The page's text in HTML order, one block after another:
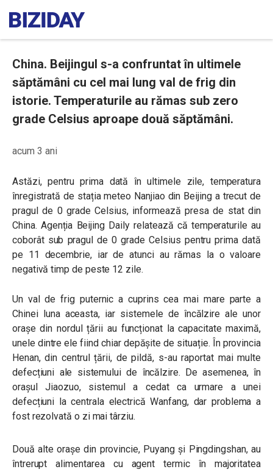
China. Beijingul s-a confruntat în ultimele
săptămâni cu cel mai lung val de frig din
istorie. Temperaturile au rămas sub zero
grade Celsius aproape două săptămâni.
acum 3 ani
Astăzi, pentru prima dată în ultimele zile, temperatura
înregistrată de stația meteo Nanjiao din Beijing a trecut de
pragul de 0 grade Celsius, informează presa de stat din
China. Agenția Beijing Daily relatează că temperaturile au
coborât sub pragul de 0 grade Celsius pentru prima dată
pe 11 decembrie, iar de atunci au rămas la o valoare
negativă timp de peste 12 zile.
Un val de frig puternic a cuprins cea mai mare parte a
Chinei luna aceasta, iar sistemele de încălzire ale unor
orașe din nordul țării au funcționat la capacitate maximă,
unele dintre ele fiind chiar depășite de situație. În provincia
Henan, din centrul țării, de pildă, s-au raportat mai multe
defecțiuni ale sistemului de încălzire. De asemenea, în
orașul Jiaozuo, sistemul a cedat ca urmare a unei
defecțiuni la centrala electrică Wanfang, dar problema a
fost rezolvată o zi mai târziu.
Două alte orașe din provincie, Puyang și Pingdingshan, au
întrerupt alimentarea cu agent termic în majoritatea